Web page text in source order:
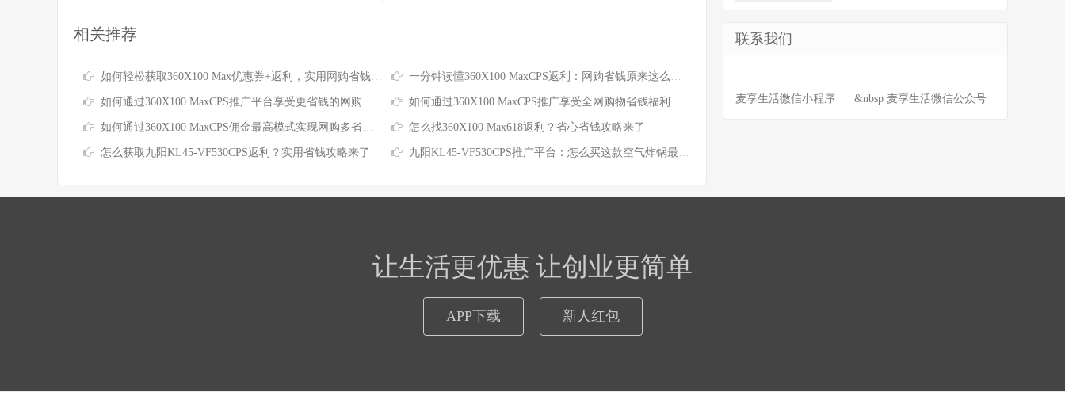
相关推荐
如何轻松获取360X100 Max优惠券+返利，实用网购省钱攻略 一分钟读懂360X100 MaxCPS返利：网购省钱原来这么简单
如何通过360X100 MaxCPS推广平台享受更省钱的网购体验 如何通过360X100 MaxCPS推广享受全网购物省钱福利
如何通过360X100 MaxCPS佣金最高模式实现网购多省一倍 怎么找360X100 Max618返利？省心省钱攻略来了
怎么获取九阳KL45-VF530CPS返利？实用省钱攻略来了 九阳KL45-VF530CPS推广平台：怎么买这款空气炸锅最省钱？
联系我们
麦享生活微信小程序 &nbsp 麦享生活微信公众号
让生活更优惠 让创业更简单
APP下载 新人红包